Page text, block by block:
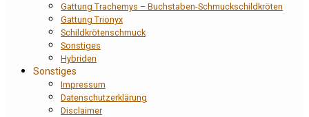
Gattung Trachemys – Buchstaben-Schmuckschildkröten
Gattung Trionyx
Schildkrötenschmuck
Sonstiges
Hybriden
Sonstiges
Impressum
Datenschutzerklärung
Disclaimer